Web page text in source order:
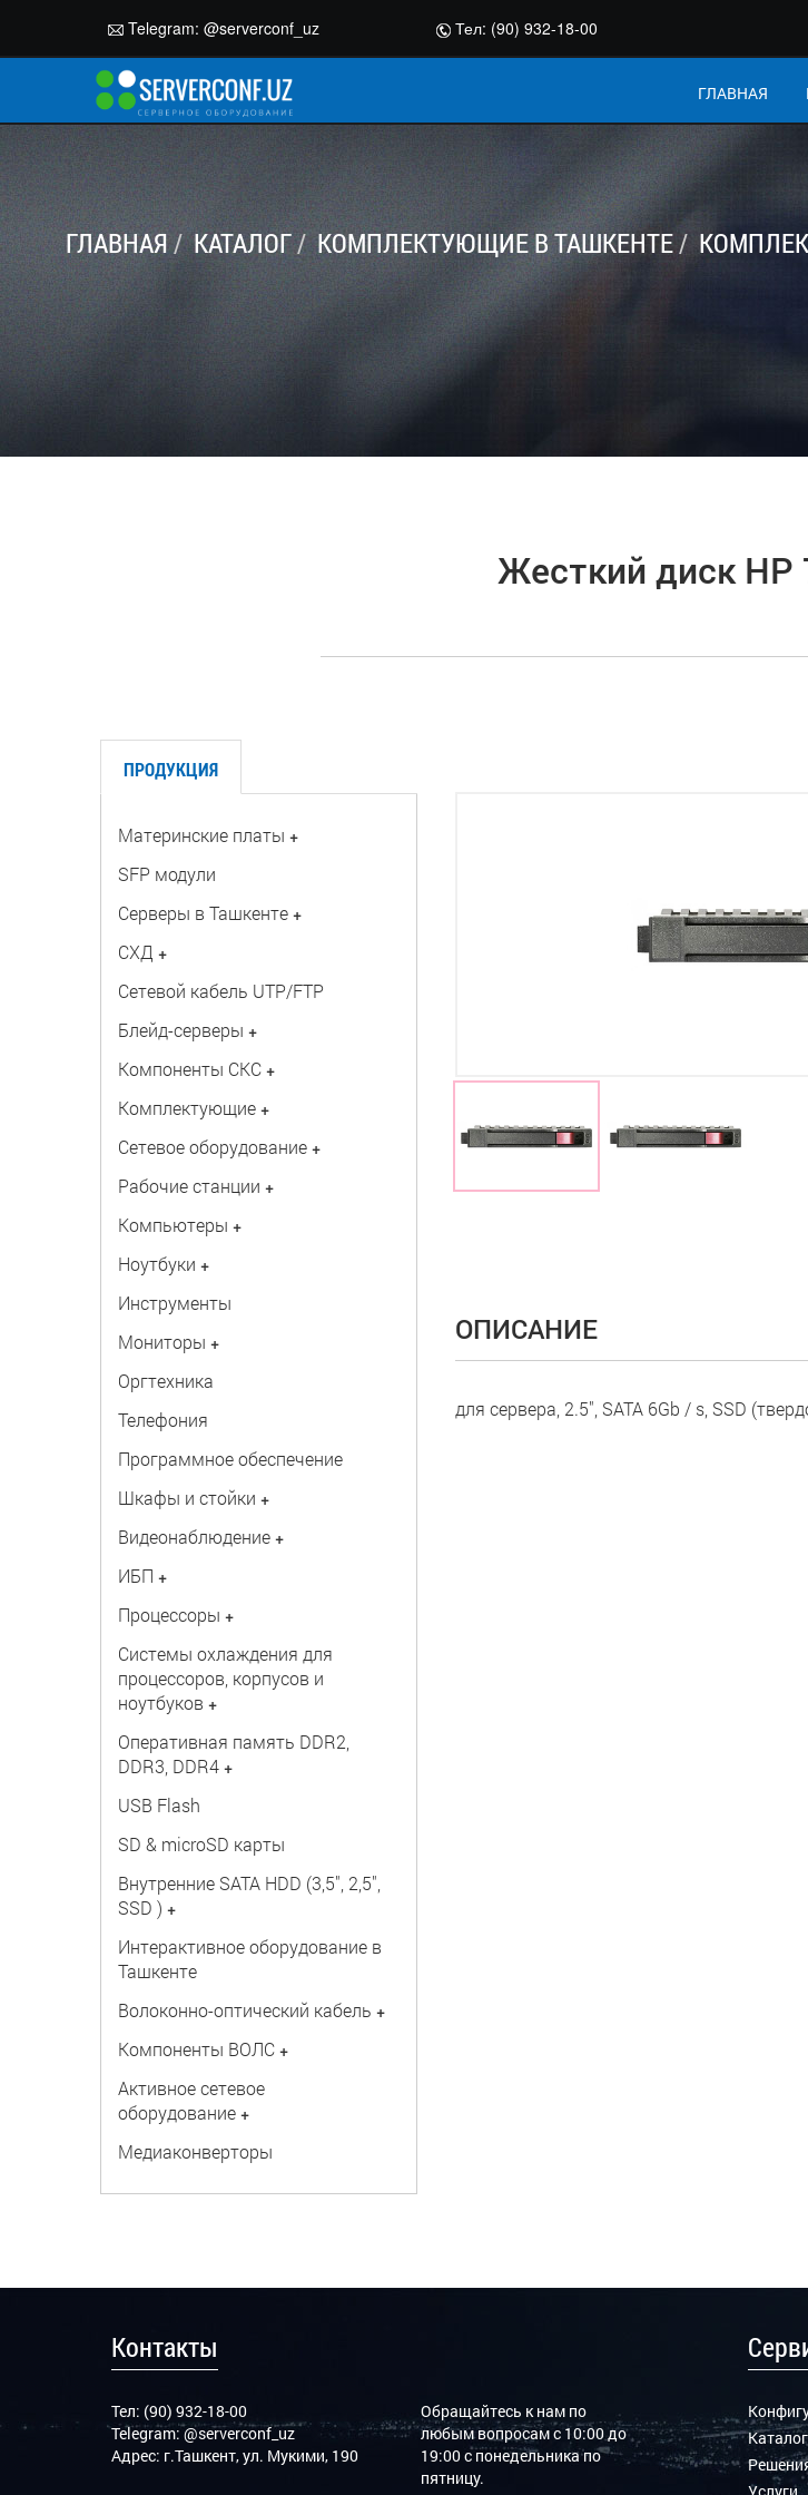
Telegram: @serverconf_uz Тел: (90) 932-18-00
ГЛАВНАЯ
ГЛАВНАЯ КАТАЛОГ КОМПЛЕКТУЮЩИЕ В ТАШКЕНТЕ
Жесткий диск HP
ПРОДУКЦИЯ
Материнские платы +
SFP модули
Серверы в Ташкенте +
СХД +
Сетевой кабель UTP/FTP
Блейд-серверы +
Компоненты СКС +
Комплектующие +
Сетевое оборудование +
Рабочие станции +
Компьютеры +
Ноутбуки +
Инструменты
Мониторы +
Оргтехника
Телефония
Программное обеспечение
Шкафы и стойки +
Видеонаблюдение +
ИБП +
Процессоры +
Системы охлаждения для
процессоров, корпусов и
ноутбуков +
Оперативная память DDR2,
DDR3, DDR4 +
USB Flash
SD & microSD карты
Внутренние SATA HDD (3,5", 2,5",
SSD ) +
Интерактивное оборудование в
Ташкенте
Волоконно-оптический кабель +
Компоненты ВОЛС +
Активное сетевое
оборудование +
Медиаконверторы
ОПИСАНИЕ
для сервера, 2.5", SATA 6Gb / s, SSD
Контакты
Тел: (90) 932-18-00
Telegram:@serverconf_uz
Адрес: г.Ташкент, ул. Мукими, 190
Обращайтесь к нам по
любым вопросам с 10:00 до
19:00 с понедельника по
пятницу.
Каталог